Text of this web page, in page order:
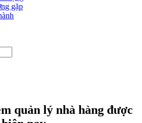
gặp
quản lý nhà hàng được